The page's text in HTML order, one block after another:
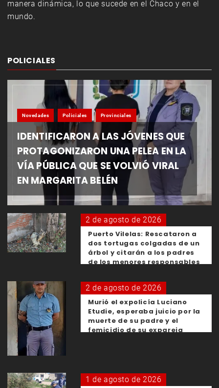
manera dinámica, lo que sucede en el Chaco y en el
mundo.
POLICIALES
Novedades Policiales Provinciales
IDENTIFICARON A LAS JÓVENES QUE
PROTAGONIZARON UNA PELEA EN LA
VÍA PÚBLICA QUE SE VOLVIÓ VIRAL
EN MARGARITA BELÉN
2 de agosto de 2026
Puerto Vilelas: Rescataron a
dos tortugas colgadas de un
árbol y citarán a los padres
de los menores responsables
2 de agosto de 2026
Murió el expolicía Luciano
Etudie, esperaba juicio por la
muerte de su padre y el
femicidio de su expareja
1 de agosto de 2026